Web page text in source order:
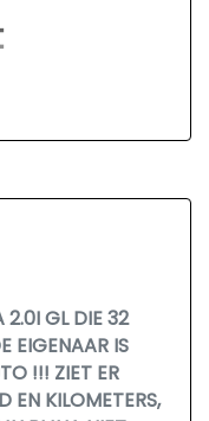
2.0I GL DIE 32
EIGENAAR IS
!!! ZIET ER
EN KILOMETERS,